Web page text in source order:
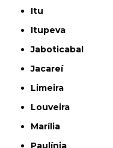
Itu
Itupeva
Jaboticabal
Jacareí
Limeira
Louveira
Marília
Paulínia